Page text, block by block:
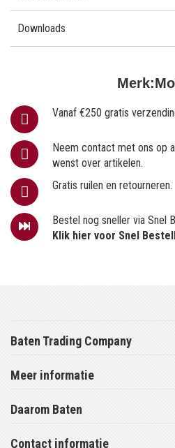
Merk:
Vanaf €250 gratis
Neem contact met ons op
wenst over artikelen.
Gratis ruilen en retourneren.
Bestel nog sneller via Snel
Klik hier voor Snel
Downloads
Baten Trading Company
Meer informatie
Daarom Baten
Contact informatie